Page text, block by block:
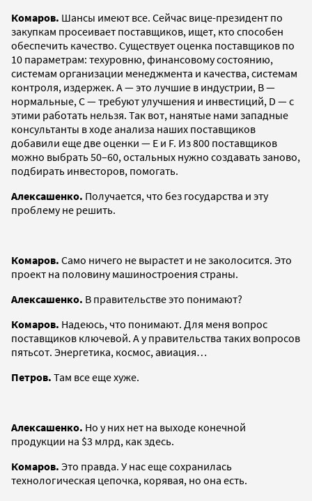
Комаров. Шансы имеют все. Сейчас вице-президент по
закупкам просеивает поставщиков, ищет, кто способен
обеспечить качество. Существует оценка поставщиков по
10 параметрам: техуровню, финансовому состоянию,
системам организации менеджмента и качества, системам
контроля, издержек. А — это лучшие в индустрии, В —
нормальные, С — требуют улучшения и инвестиций, D — с
этими работать нельзя. Так вот, нанятые нами западные
консультанты в ходе анализа наших поставщиков
добавили еще две оценки — Е и F. Из 800 поставщиков
можно выбрать 50–60, остальных нужно создавать заново,
подбирать инвесторов, помогать.
Алексашенко. Получается, что без государства и эту
проблему не решить.
Комаров. Само ничего не вырастет и не заколосится. Это
проект на половину машиностроения страны.
Алексашенко. В правительстве это понимают?
Комаров. Надеюсь, что понимают. Для меня вопрос
поставщиков ключевой. А у правительства таких вопросов
пятьсот. Энергетика, космос, авиация…
Петров. Там все еще хуже.
Алексашенко. Но у них нет на выходе конечной
продукции на $3 млрд, как здесь.
Комаров. Это правда. У нас еще сохранилась
технологическая цепочка, корявая, но она есть.